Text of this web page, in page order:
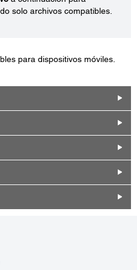
solo archivos compatibles.
para dispositivos móviles.